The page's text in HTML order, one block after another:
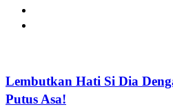
Lembutkan Hati Si Dia
Putus Asa!